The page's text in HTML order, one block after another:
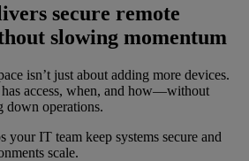
secure remote
slowing momentum
isn’t just about adding more devices.
has access, when, and how—without
down operations.
your IT team keep systems secure and
scale.